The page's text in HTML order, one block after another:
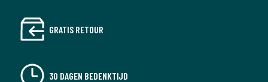
GRATIS RETOUR
30 DAGEN BEDENKTIJD